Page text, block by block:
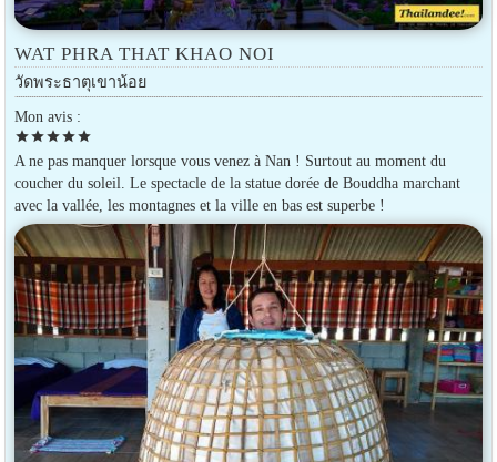
WAT PHRA THAT KHAO NOI
วัดพระธาตุเขาน้อย
Mon avis :
starstarstarstarstar
A ne pas manquer lorsque vous venez à Nan ! Surtout au moment du
coucher du soleil. Le spectacle de la statue dorée de Bouddha marchant
avec la vallée, les montagnes et la ville en bas est superbe !